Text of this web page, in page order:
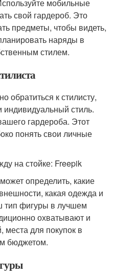
мобильные
свой гардероб. Это
предметы, чтобы видеть,
наряды в
стилем.
обратиться к стилисту,
индивидуальный стиль.
гардероба. Этот
понять свои личные
на стойке: Freepik
определить, какие
какая одежда и
тип фигуры в лучшем
охватывают и
места для покупок в
бюджетом.